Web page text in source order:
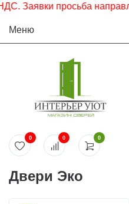
просьба направлять
Меню
0
0 0
Двери Эко